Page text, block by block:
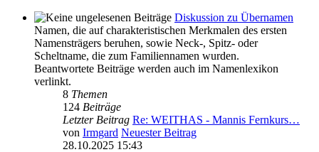
Diskussion zu Übernamen
Namen, die auf charakteristischen Merkmalen des ersten
Namensträgers beruhen, sowie Neck-, Spitz- oder
Scheltname, die zum Familiennamen wurden.
Beantwortete Beiträge werden auch im Namenlexikon
verlinkt.
8 Themen
124 Beiträge
Letzter Beitrag Re: WEITHAS - Mannis Fernkurs…
von Irmgard Neuester Beitrag
28.10.2025 15:43